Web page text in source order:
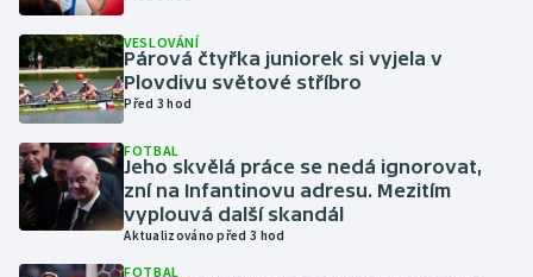
Moderní pětiboj
Motorsport
Olympijské hry
VESLOVÁNÍ
Párová čtyřka juniorek si vyjela v
Plovdivu světové stříbro
Před 3 hod
FOTBAL
Jeho skvělá práce se nedá ignorovat,
zní na Infantinovu adresu. Mezitím
vyplouvá další skandál
Aktualizováno před 3 hod
FOTBAL